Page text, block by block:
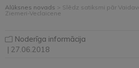
Alūksnes novads > Slēdz satiksmi pār
Ziemeri-Veclaicene
Noderīga informācija
| 27.06.2018